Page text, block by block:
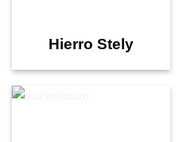
Hierro Stely